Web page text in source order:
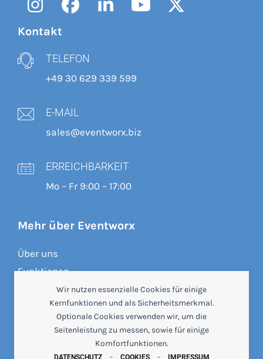
Wir nutzen essenzielle Cookies für einige
Kernfunktionen und als Sicherheitsmerkmal.
Optionale Cookies verwenden wir, um die
Seitenleistung zu messen, sowie für einige
Komfortfunktionen.
DATENSCHUTZ - COOKIES - IMPRESSUM
Instagram
Facebook
LinkedIn
YouTubeTwitter
Kontakt
TELEFON
+49 30 629 339 599
E-MAIL
sales@eventworx.biz
ERREICHBARKEIT
Mo – Fr 9:00 – 17:00
Mehr über Eventworx
Über uns
Funktionen
Referenzen
Crewbrain
Beratung & Webinare